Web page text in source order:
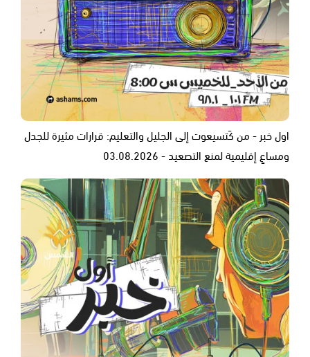
اول خبر - من كَتسيعوت إلى الجليل والتعليم: قرارات مثيرة للجدل
ومساعٍ إقليمية لمنع التصعيد - 03.08.2026